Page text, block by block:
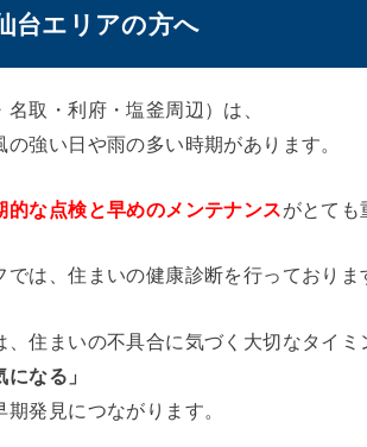
台エリアの方へ
取・利府・塩釜周辺）は、
強い日や雨の多い時期があります。
的な点検と早めのメンテナンスがとても
では、住まいの健康診断を行っておりま
、住まいの不具合に気づく大切なタイミ
になる」
発見につながります。